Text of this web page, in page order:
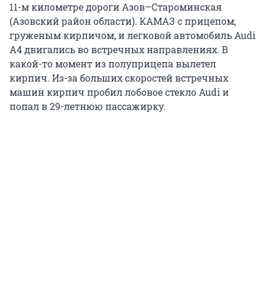
11-м километре дороги Азов–Староминская
(Азовский район области). КАМАЗ с прицепом,
груженым кирпичом, и легковой автомобиль Audi
А4 двигались во встречных направлениях. В
какой-то момент из полуприцепа вылетел
кирпич. Из-за больших скоростей встречных
машин кирпич пробил лобовое стекло Audi и
попал в 29-летнюю пассажирку.